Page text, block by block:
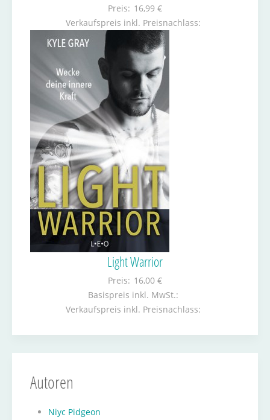
Preis: 16,99 €
Verkaufspreis inkl. Preisnachlass:
Light Warrior
Preis: 16,00 €
Basispreis inkl. MwSt.:
Verkaufspreis inkl. Preisnachlass:
Autoren
Niyc Pidgeon